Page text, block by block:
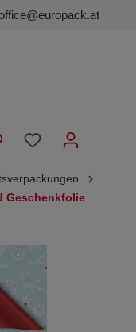
Geschenkfolie